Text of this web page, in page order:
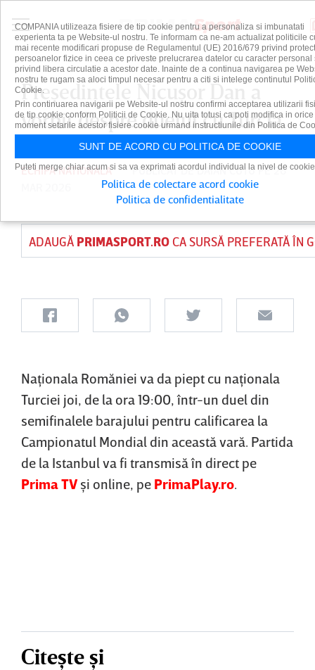
Preşedintele Nicuşor Dan a
vorbit despre duelul cu Turcia.
ECHIPA NATIONALA PUBLICAT DEDAIAN CUTUPE 26
ADAUGĂ PRIMASPORT.ROCA SURSĂ PREFERATĂ ÎN
Naţionala Romăniei va da piept cu naţionala
Turciei joi, de la ora 19:00, într-un duel din
semifinalele barajului pentru calificarea la
Campionatul Mondial din această vară. Partida
de la Istanbul va fi transmisă în direct pe
Prima TVşi online, pe PrimaPlay.ro.
Citește și
COMPANIA utilizeaza fisiere de tip cookie pentru a personaliza si imbunatati
experienta ta pe Website-ul nostru. Te informam ca ne-am actualizat politicile
mai recente modificari propuse de Regulamentul (UE) 2016/679 privind
persoanelor fizice in ceea ce priveste prelucrarea datelor cu caracter personal
privind libera circulatie a acestor date. Inainte de a continua navigarea pe
nostru te rugam sa aloci timpul necesar pentru a citi si intelege continutul
Cookie.
Prin continuarea navigarii pe Website-ul nostru confirmi acceptarea utilizarii
de tip cookie conform Politicii de Cookie. Nu uita totusi ca poti modifica in orice
moment setarile acestor fisiere cookie urmand instructiunile din Politica de
SUNT DE ACORD CU POLITICA DE COOKIE
Puteti merge chiar acum si sa va exprimati acordul individual la nivel de
Politica de colectare acord cookie
Politica de confidentialitate